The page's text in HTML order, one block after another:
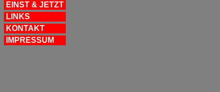
EINST & JETZT
LINKS
KONTAKT
IMPRESSUM